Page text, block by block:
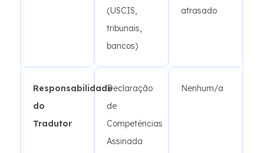
(USCIS,
tribunais,
bancos)
atrasado
Responsabilidade
do
Tradutor
Declaração
de
Competências
Assinada
Nenhum/a